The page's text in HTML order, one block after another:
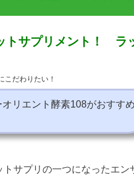
トサプリメント！ ラ
こだわりたい！
オリエント酵素108がおすすめ
サプリの一つになったエン